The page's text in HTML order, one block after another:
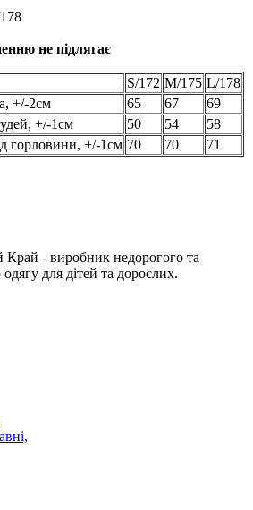
не підлягає
S/172 M/175 L/178
+/-2см
65 67
69
+/-1см
50 54
58
горловини, +/-1см 70 70 71
- виробник недорогого та
для дітей та дорослих.